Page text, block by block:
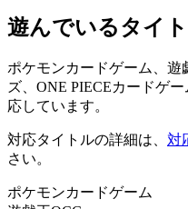
遊んでいるタイ
ポケモンカードゲーム、遊
ズ、ONE PIECEカードゲ
応しています。
対応タイトルの詳細は、 対
さい。
ポケモンカードゲーム